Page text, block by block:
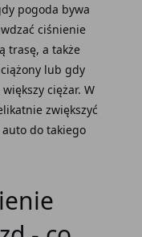
pogoda bywa
ciśnienie
trasę, a także
lub gdy
ciężar. W
zwiększyć
do takiego